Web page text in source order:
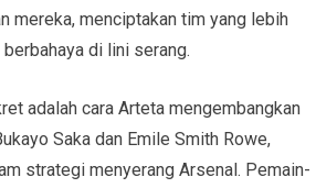
mereka, menciptakan tim yang lebih
di lini serang.
adalah cara Arteta mengembangkan
Saka dan Emile Smith Rowe,
strategi menyerang Arsenal. Pemain-